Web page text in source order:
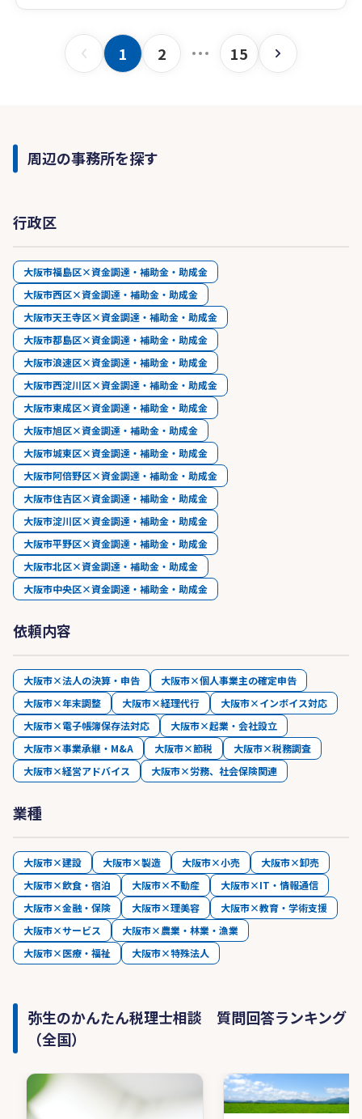
1 2 15
周辺の事務所を探す
行政区
大阪市福島区×資金調達・補助金・助成金
大阪市西区×資金調達・補助金・助成金
大阪市天王寺区×資金調達・補助金・助成金
大阪市都島区×資金調達・補助金・助成金
大阪市浪速区×資金調達・補助金・助成金
大阪市西淀川区×資金調達・補助金・助成金
大阪市東成区×資金調達・補助金・助成金
大阪市旭区×資金調達・補助金・助成金
大阪市城東区×資金調達・補助金・助成金
大阪市阿倍野区×資金調達・補助金・助成金
大阪市住吉区×資金調達・補助金・助成金
大阪市淀川区×資金調達・補助金・助成金
大阪市平野区×資金調達・補助金・助成金
大阪市北区×資金調達・補助金・助成金
大阪市中央区×資金調達・補助金・助成金
依頼内容
大阪市×法人の決算・申告
大阪市×個人事業主の確定申告
大阪市×年末調整
大阪市×経理代行
大阪市×インボイス対応
大阪市×電子帳簿保存法対応
大阪市×起業・会社設立
大阪市×事業承継・M&A
大阪市×節税
大阪市×税務調査
大阪市×経営アドバイス
大阪市×労務、社会保険関連
業種
大阪市×建設 大阪市×製造 大阪市×小売
大阪市×卸売
大阪市×飲食・宿泊
大阪市×不動産
大阪市×IT・情報通信
大阪市×金融・保険
大阪市×理美容
大阪市×教育・学術支援
大阪市×サービス
大阪市×農業・林業・漁業
大阪市×医療・福祉
大阪市×特殊法人
弥生のかんたん税理士相談 質問回答ランキング
（全国）